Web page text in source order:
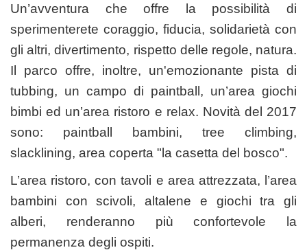
Un’avventura che offre la possibilità di
sperimenterete coraggio, fiducia, solidarietà con
gli altri, divertimento, rispetto delle regole, natura.
Il parco offre, inoltre, un'emozionante pista di
tubbing, un campo di paintball, un’area giochi
bimbi ed un’area ristoro e relax. Novità del 2017
sono: paintball bambini, tree climbing,
slacklining, area coperta "la casetta del bosco".
L’area ristoro, con tavoli e area attrezzata, l’area
bambini con scivoli, altalene e giochi tra gli
alberi, renderanno più confortevole la
permanenza degli ospiti.